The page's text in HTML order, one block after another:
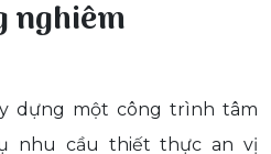
nghiêm
dựng một công trình tâm
nhu cầu thiết thực an vị